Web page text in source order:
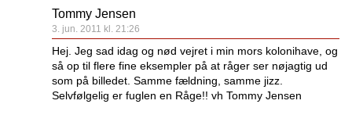
Tommy Jensen
3. jun. 2011 kl. 21:26
Hej. Jeg sad idag og nød vejret i min mors kolonihave, og
så op til flere fine eksempler på at råger ser nøjagtig ud
som på billedet. Samme fældning, samme jizz.
Selvfølgelig er fuglen en Råge!! vh Tommy Jensen